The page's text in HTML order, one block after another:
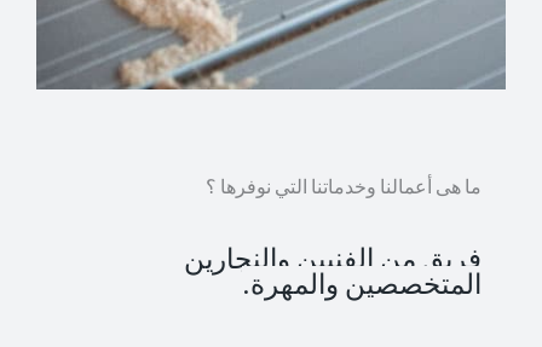
ما هى أعمالنا وخدماتنا التي نوفرها ؟
فريق من الفنيين والنجارين
المتخصصين والمهرة.